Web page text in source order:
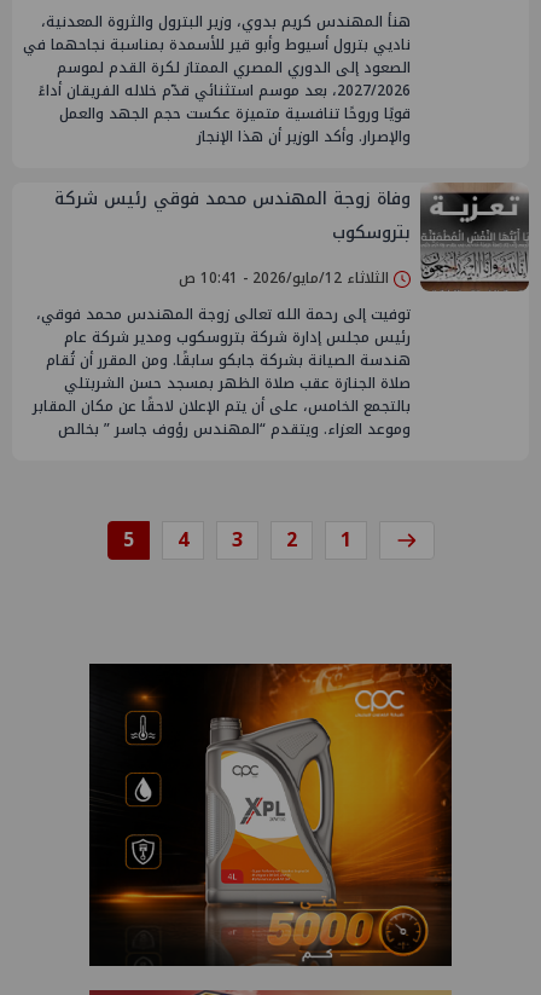
هنأ المهندس كريم بدوي، وزير البترول والثروة المعدنية،
ناديي بترول أسيوط وأبو قير للأسمدة بمناسبة نجاحهما في
الصعود إلى الدوري المصري الممتاز لكرة القدم لموسم
2027/2026، بعد موسم استثنائي قدّم خلاله الفريقان أداءً
قويًا وروحًا تنافسية متميزة عكست حجم الجهد والعمل
والإصرار. وأكد الوزير أن هذا الإنجاز
وفاة زوجة المهندس محمد فوقي رئيس شركة
بتروسكوب
الثلاثاء 12/مايو/2026 - 10:41 ص
توفيت إلى رحمة الله تعالى زوجة المهندس محمد فوقي،
رئيس مجلس إدارة شركة بتروسكوب ومدير شركة عام
هندسة الصيانة بشركة جابكو سابقًا. ومن المقرر أن تُقام
صلاة الجنازة عقب صلاة الظهر بمسجد حسن الشربتلي
بالتجمع الخامس، على أن يتم الإعلان لاحقًا عن مكان المقابر
وموعد العزاء. ويتقدم “المهندس رؤوف جاسر ” بخالص
1
2
3
4
5